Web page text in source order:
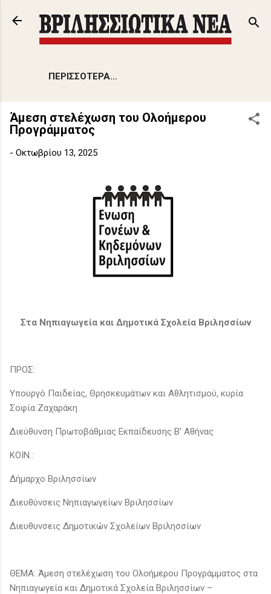
Μετάβαση στο κύριο περιεχόμενο
ΠΕΡΙΣΣΌΤΕΡΑ…
Άμεση στελέχωση του Ολοήμερου
Προγράμματος
- Οκτωβρίου 13, 2025
Στα Νηπιαγωγεία και Δημοτικά Σχολεία Βριλησσίων
ΠΡΟΣ:
Υπουργό Παιδείας, Θρησκευμάτων και Αθλητισμού, κυρία
Σοφία Ζαχαράκη
Διεύθυνση Πρωτοβάθμιας Εκπαίδευσης Β’ Αθήνας
ΚΟΙΝ.:
Δήμαρχο Βριλησσίων
Διευθύνσεις Νηπιαγωγείων Βριλησσίων
Διευθυνσεις Δημοτικών Σχολείων Βριλησσίων
ΘΕΜΑ: Άμεση στελέχωση του Ολοήμερου Προγράμματος στα
Νηπιαγωγεία και Δημοτικά Σχολεία Βριλησσίων –